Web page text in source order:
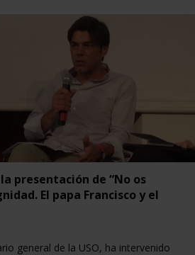
presentación de “No os
El papa Francisco y el
general de la USO, ha intervenido